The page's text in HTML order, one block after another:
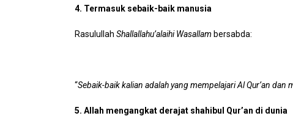
4. Termasuk sebaik-baik manusia
Rasulullah Shallallahu’alaihi Wasallam bersabda:
“Sebaik-baik kalian adalah yang mempelajari Al Qur’an dan
5. Allah mengangkat derajat shahibul Qur’an di dunia